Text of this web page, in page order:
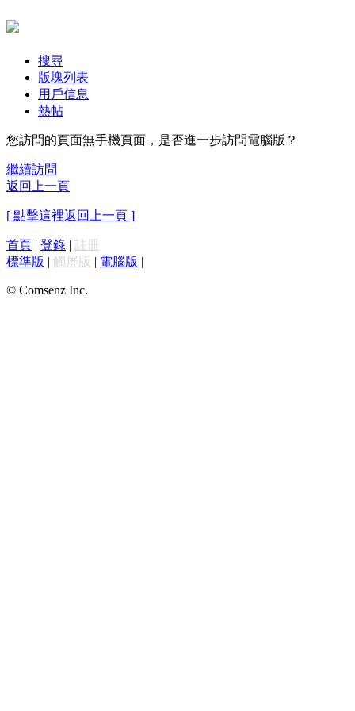
搜尋
版塊列表
用戶信息
熱帖
您訪問的頁面無手機頁面，是否進一步訪問電腦版？
繼續訪問
返回上一頁
[ 點擊這裡返回上一頁 ]
首頁 | 登錄 | 註冊
標準版 | 觸屏版 | 電腦版 |
© Comsenz Inc.